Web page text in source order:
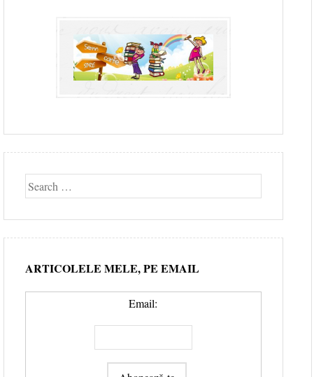
Search
ARTICOLELE MELE, PE EMAIL
Email: